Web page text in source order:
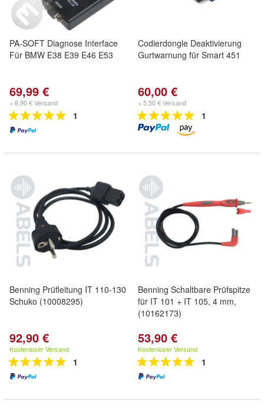
PA-SOFT Diagnose Interface
Für BMW E38 E39 E46 E53
69,99 €
+ 6,90 € Versand
1
Codierdongle Deaktivierung
Gurtwarnung für Smart 451
60,00 €
+ 5,50 € Versand
1
Benning Prüfleitung IT 110-130
Schuko (10008295)
92,90 €
Kostenloser Versand
1
Benning Schaltbare Prüfspitze
für IT 101 + IT 105, 4 mm,
(10162173)
53,90 €
Kostenloser Versand
1